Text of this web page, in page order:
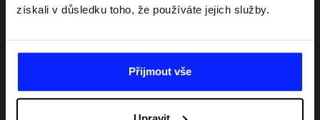
získali v důsledku toho, že používáte jejich služby.
Přijmout vše